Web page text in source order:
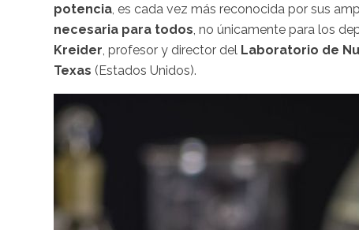
potencia , es cada vez más reconocida por sus
necesaria para todos , no únicamente para los
Kreider , profesor y director del Laboratorio de
Texas (Estados Unidos).